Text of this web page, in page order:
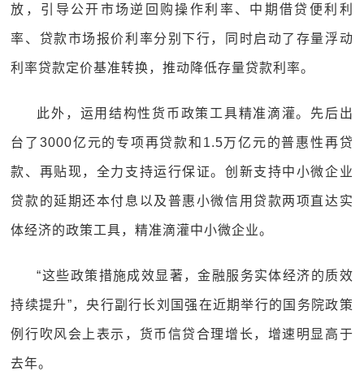
放，引导公开市场逆回购操作利率、中期借贷便利利
率、贷款市场报价利率分别下行，同时启动了存量浮动
利率贷款定价基准转换，推动降低存量贷款利率。
此外，运用结构性货币政策工具精准滴灌。先后出
台了3000亿元的专项再贷款和1.5万亿元的普惠性再贷
款、再贴现，全力支持运行保证。创新支持中小微企业
贷款的延期还本付息以及普惠小微信用贷款两项直达实
体经济的政策工具，精准滴灌中小微企业。
“这些政策措施成效显著，金融服务实体经济的质效
持续提升”，央行副行长刘国强在近期举行的国务院政策
例行吹风会上表示，货币信贷合理增长，增速明显高于
去年。